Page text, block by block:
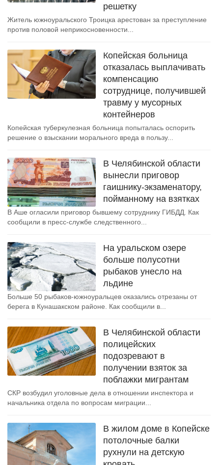
решетку
Житель южноуральского Троицка арестован за преступление
против половой неприкосновенности...
Копейская больница
отказалась выплачивать
компенсацию
сотруднице, получившей
травму у мусорных
контейнеров
Копейская туберкулезная больница попыталась оспорить
решение о взыскании морального вреда в пользу...
В Челябинской области
вынесли приговор
гаишнику-экзаменатору,
пойманному на взятках
В Аше огласили приговор бывшему сотруднику ГИБДД. Как
сообщили в пресс-службе следственного...
На уральском озере
больше полусотни
рыбаков унесло на
льдине
Больше 50 рыбаков-южноуральцев оказались отрезаны от
берега в Кунашакском районе. Как сообщили в...
В Челябинской области
полицейских
подозревают в
получении взяток за
поблажки мигрантам
СКР возбудил уголовные дела в отношении инспектора и
начальника отдела по вопросам миграции...
В жилом доме в Копейске
потолочные балки
рухнули на детскую